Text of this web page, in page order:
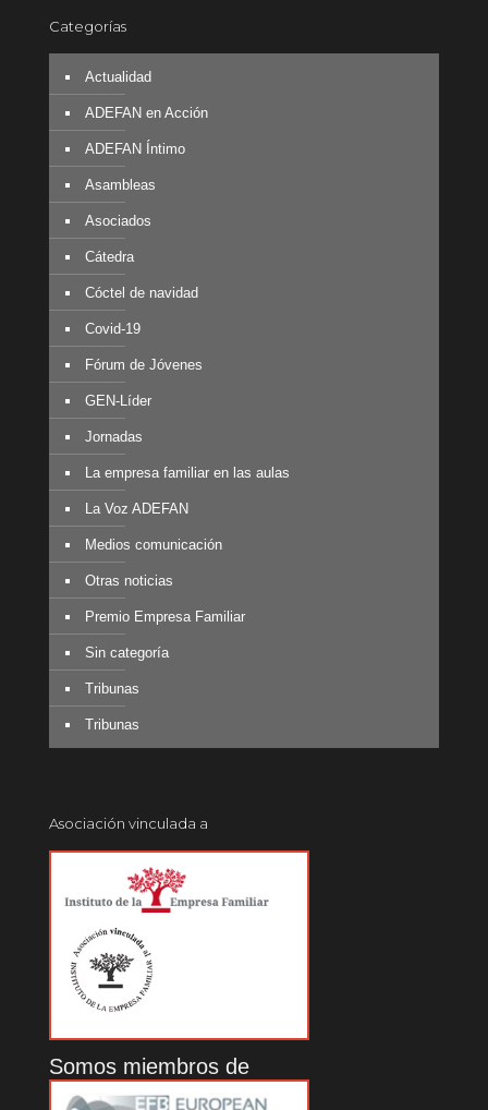
Categorías
Actualidad
ADEFAN en Acción
ADEFAN Íntimo
Asambleas
Asociados
Cátedra
Cóctel de navidad
Covid-19
Fórum de Jóvenes
GEN-Líder
Jornadas
La empresa familiar en las aulas
La Voz ADEFAN
Medios comunicación
Otras noticias
Premio Empresa Familiar
Sin categoría
Tribunas
Tribunas
Asociación vinculada a
Somos miembros de